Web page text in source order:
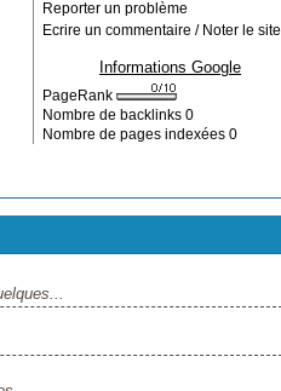
Reporter un problème
Ecrire un commentaire / Noter le site
Informations Google
PageRank
Nombre de backlinks 0
Nombre de pages indexées 0